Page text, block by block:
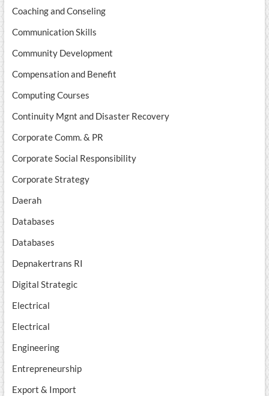
Coaching and Conseling
Communication Skills
Community Development
Compensation and Benefit
Computing Courses
Continuity Mgnt and Disaster Recovery
Corporate Comm. & PR
Corporate Social Responsibility
Corporate Strategy
Daerah
Databases
Databases
Depnakertrans RI
Digital Strategic
Electrical
Electrical
Engineering
Entrepreneurship
Export & Import